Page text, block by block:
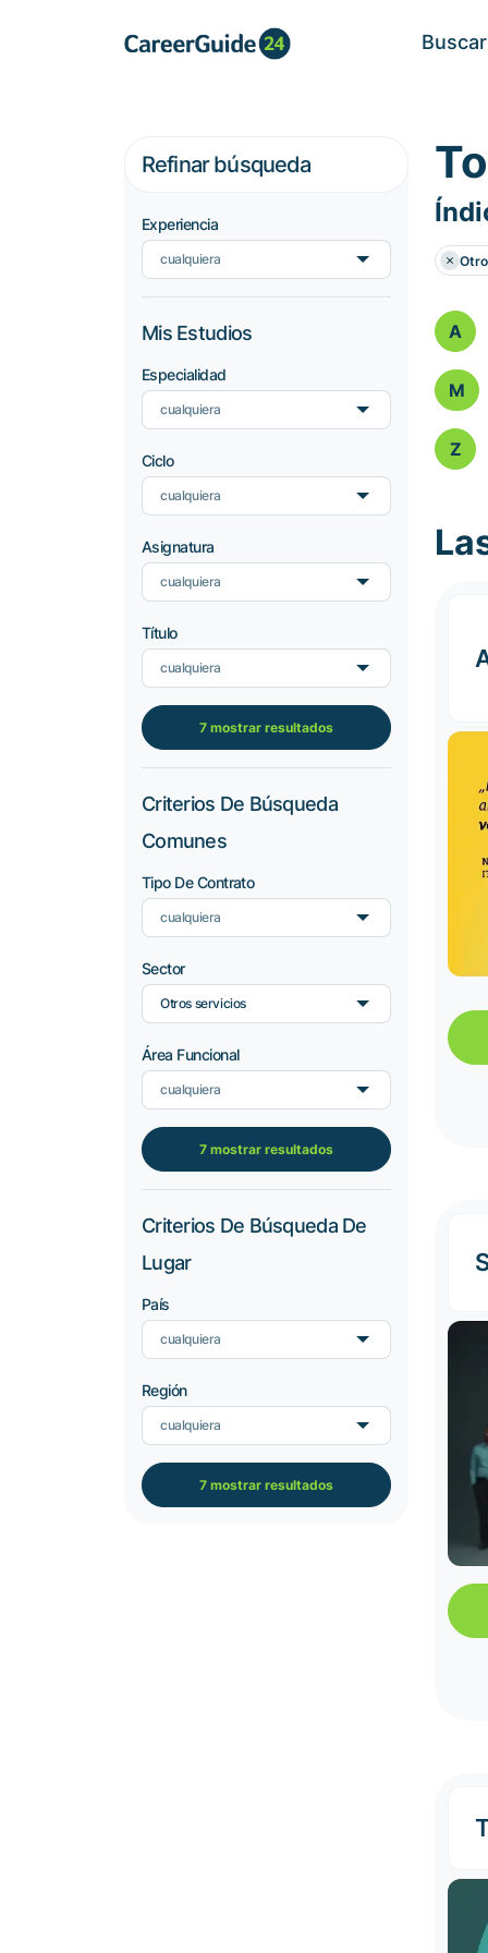
Buscar
Refinar búsqueda
Experiencia
cualquiera
Mis Estudios
Especialidad
cualquiera
Ciclo
cualquiera
Asignatura
cualquiera
Título
cualquiera
7 mostrar resultados
Criterios De Búsqueda
Comunes
Tipo De Contrato
cualquiera
Sector
Otros servicios
Área Funcional
cualquiera
7 mostrar resultados
Criterios De Búsqueda De
Lugar
País
cualquiera
Región
cualquiera
7 mostrar resultados
A
M
Z